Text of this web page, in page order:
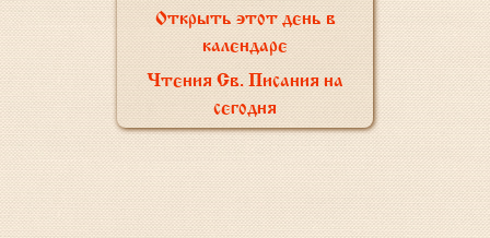
Открыть этот день в
календаре
Чтения Св. Писания на
сегодня